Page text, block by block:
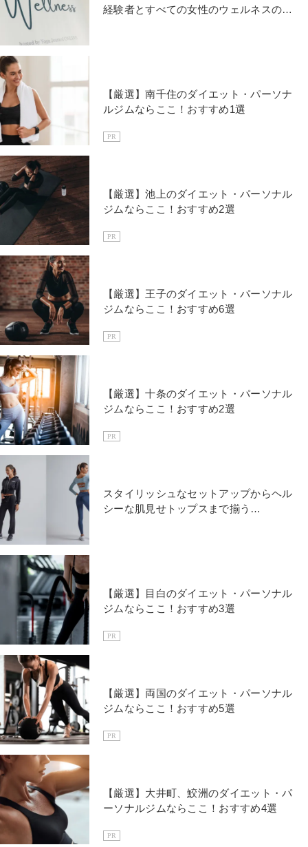
経験者とすべての女性のウェルネスのた
【厳選】南千住のダイエット・パーソナ
ルジムならここ！おすすめ1選
PR
【厳選】池上のダイエット・パーソナル
ジムならここ！おすすめ2選
PR
【厳選】王子のダイエット・パーソナル
ジムならここ！おすすめ6選
PR
【厳選】十条のダイエット・パーソナル
ジムならここ！おすすめ2選
PR
スタイリッシュなセットアップからヘル
シーな肌見せトップスまで揃う
【厳選】目白のダイエット・パーソナル
ジムならここ！おすすめ3選
PR
【厳選】両国のダイエット・パーソナル
ジムならここ！おすすめ5選
PR
【厳選】大井町、鮫洲のダイエット・パ
ーソナルジムならここ！おすすめ4選
PR